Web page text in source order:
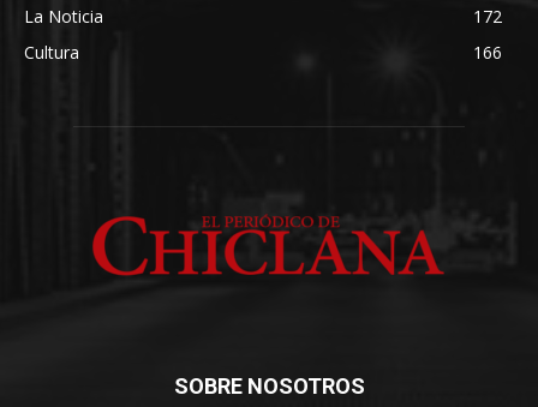
La Noticia
172
Cultura
166
SOBRE NOSOTROS